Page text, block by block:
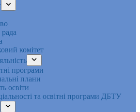
комітет
програми
плани
освіти
та освітні програми ДБТУ